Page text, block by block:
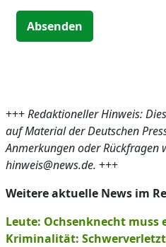
Absenden
+++Redaktioneller Hinweis:
auf Material der Deutschen
Anmerkungen oder Rückfragen
hinweis@news.de. +++
Weitere aktuelle News im
Leute: Ochsenknecht muss
Kriminalität: